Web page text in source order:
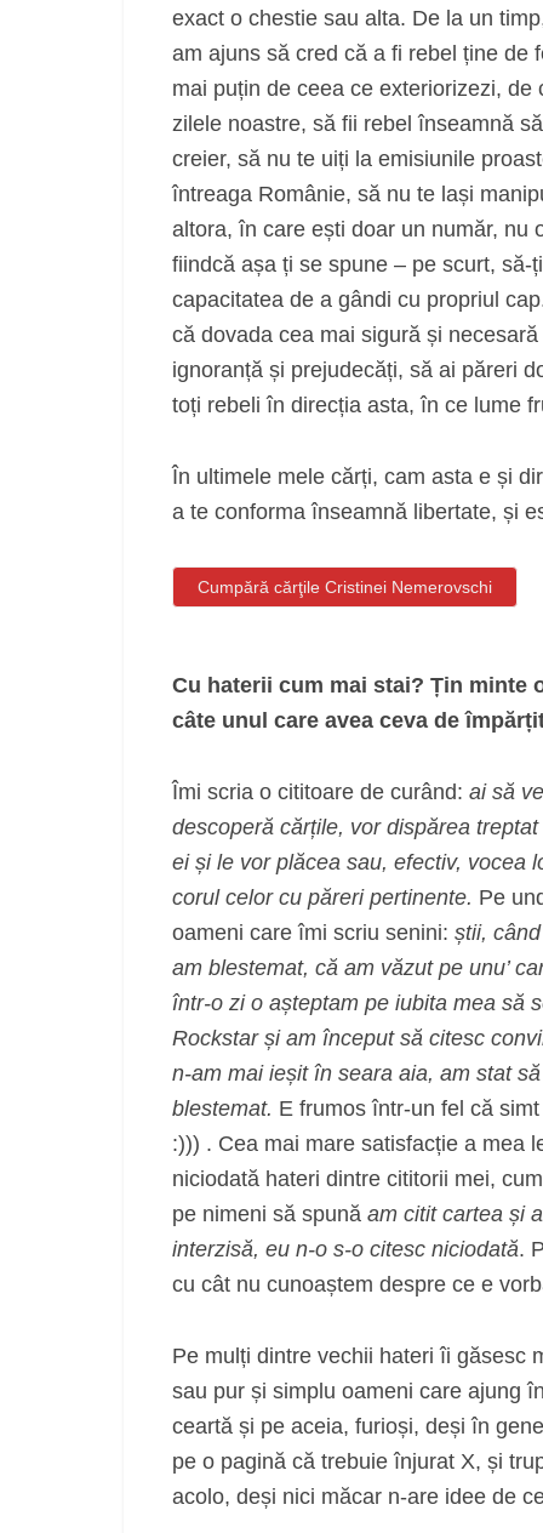
exact o chestie sau alta. De la un
am ajuns să cred că a fi rebel ține de
mai puțin de ceea ce exteriorizezi, de
zilele noastre, să fii rebel înseamnă
creier, să nu te uiți la emisiunile
întreaga Românie, să nu te lași
altora, în care ești doar un număr, nu
fiindcă așa ți se spune – pe scurt,
capacitatea de a gândi cu propriul
că dovada cea mai sigură și
ignoranță și prejudecăți, să ai păreri
toți rebeli în direcția asta, în ce lume
În ultimele mele cărți, cam asta e și
a te conforma înseamnă libertate, și
Cumpără cărţile Cristinei Nemerovschi
Cu haterii cum mai stai? Țin minte
câte unul care avea ceva de
Îmi scria o cititoare de curând: ai să
descoperă cărțile, vor dispărea
ei și le vor plăcea sau, efectiv, vocea
corul celor cu păreri pertinente. Pe
oameni care îmi scriu senini: știi,
am blestemat, că am văzut pe unu’
într-o zi o așteptam pe iubita mea să
Rockstar și am început să citesc
n-am mai ieșit în seara aia, am stat
blestemat. E frumos într-un fel că
:))) . Cea mai mare satisfacție a mea
niciodată hateri dintre cititorii mei,
pe nimeni să spună am citit cartea și
interzisă, eu n-o s-o citesc niciodată.
cu cât nu cunoaștem despre ce e
Pe mulți dintre vechii hateri îi găsesc
sau pur și simplu oameni care ajung
ceartă și pe aceia, furioși, deși în
pe o pagină că trebuie înjurat X, și
acolo, deși nici măcar n-are idee de